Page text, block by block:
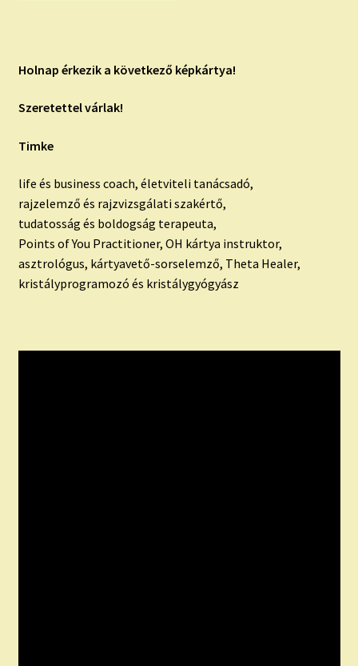
Holnap érkezik a következő képkártya!
Szeretettel várlak!
Timke
life és business coach, életviteli tanácsadó,
rajzelemző és rajzvizsgálati szakértő,
tudatosság és boldogság terapeuta,
Points of You Practitioner, OH kártya instruktor,
asztrológus, kártyavető-sorselemző, Theta Healer,
kristályprogramozó és kristálygyógyász